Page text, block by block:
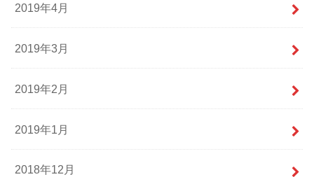
2019年4月
2019年3月
2019年2月
2019年1月
2018年12月